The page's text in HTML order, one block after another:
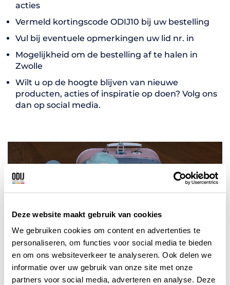
Deze website maakt gebruik van cookies
We gebruiken cookies om content en advertenties te
personaliseren, om functies voor social media te bieden
en om ons websiteverkeer te analyseren. Ook delen we
informatie over uw gebruik van onze site met onze
partners voor social media, adverteren en analyse. Deze
acties
Vermeld kortingscode ODIJ10 bij uw bestelling
Vul bij eventuele opmerkingen uw lid nr. in
Mogelijkheid om de bestelling af te halen in
Zwolle
Wilt u op de hoogte blijven van nieuwe
producten, acties of inspiratie op doen? Volg ons
dan op social media.